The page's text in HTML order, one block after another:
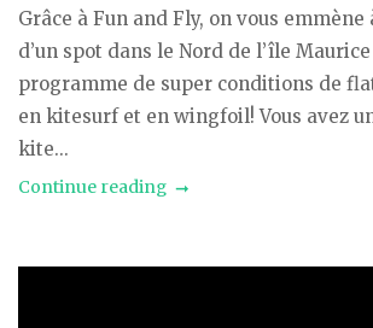
Grâce à Fun and Fly, on vous emmène
d’un spot dans le Nord de l’île
programme de super conditions de
en kitesurf et en wingfoil! Vous avez
kite...
Continue reading